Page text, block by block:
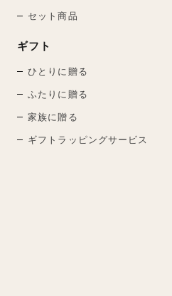
セット商品
ギフト
ひとりに贈る
ふたりに贈る
家族に贈る
ギフトラッピングサービス